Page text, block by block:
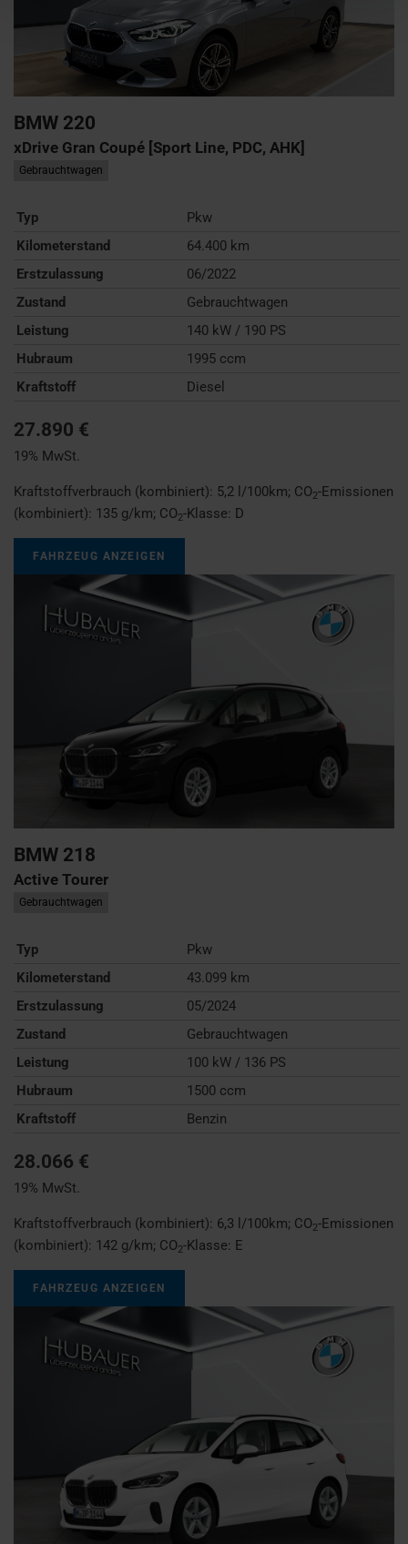
BMW 220
xDrive Gran Coupé [Sport Line, PDC, AHK]
Gebrauchtwagen
Typ
Pkw
Kilometerstand
64.400 km
Erstzulassung
06/2022
Zustand
Gebrauchtwagen
Leistung
140 kW / 190 PS
Hubraum
1995 ccm
Kraftstoff
Diesel
27.890 €
19% MwSt.
Kraftstoffverbrauch (kombiniert): 5,2 l/100km; CO2-Emissionen
(kombiniert): 135 g/km; CO2-Klasse: D
FAHRZEUG ANZEIGEN
BMW 218
Active Tourer
Gebrauchtwagen
Typ
Pkw
Kilometerstand
43.099 km
Erstzulassung
05/2024
Zustand
Gebrauchtwagen
Leistung
100 kW / 136 PS
Hubraum
1500 ccm
Kraftstoff
Benzin
28.066 €
19% MwSt.
Kraftstoffverbrauch (kombiniert): 6,3 l/100km; CO2-Emissionen
(kombiniert): 142 g/km; CO2-Klasse: E
FAHRZEUG ANZEIGEN